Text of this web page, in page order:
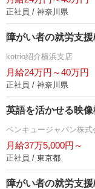
正社員 / 神奈川県
障がい者の就労支
kotrio紹介横浜支店
月給24万円～40万円
正社員 / 神奈川県
英語を活かせる映
ベンキュージャパン株式
月給37万5,000円～
正社員 / 東京都
障がい者の就労支